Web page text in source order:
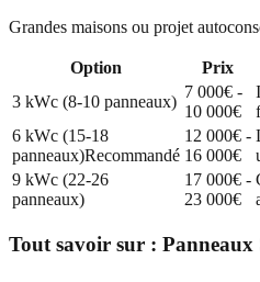
Grandes maisons ou projet
Option Prix
3 kWc (8-10 panneaux)
7 000€ -
10 000€
6 kWc (15-18
panneaux)Recommandé
12 000€ -
16 000€
9 kWc (22-26
panneaux)
17 000€ -
23 000€
Tout savoir sur : Panneaux